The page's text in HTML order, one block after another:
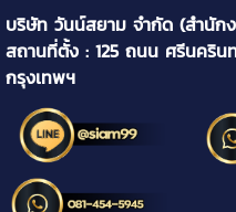
บริษัท วันน์สยาม จำกัด (สำนัก
สถานที่ตั้ง : 125 ถนน ศรีนคริน
กรุงเทพฯ